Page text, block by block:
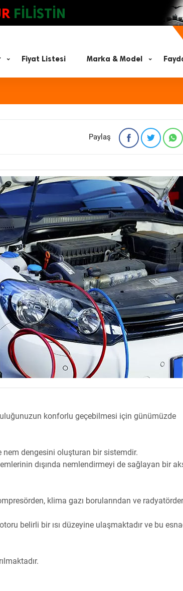
FİLİSTİN
Fiyat Listesi Marka & Model
Paylaş
konforlu geçebilmesi için günümüzde
dengesini oluşturan bir sistemdir.
dışında nemlendirmeyi de sağlayan bir
klima gazı borularından ve
belirli bir ısı düzeyine ulaşmaktadır ve bu